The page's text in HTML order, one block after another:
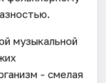
музыкальной
- смелая